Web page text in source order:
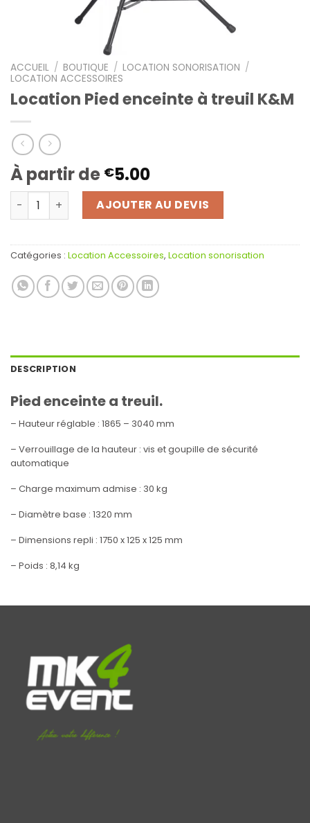
ACCUEIL / BOUTIQUE / LOCATION SONORISATION /
LOCATION ACCESSOIRES
Location Pied enceinte à treuil K&M
À partir de €5.00
quantité de Location Pied enceinte à treuil K&M
AJOUTER AU DEVIS
Catégories : Location Accessoires, Location sonorisation
DESCRIPTION
Pied enceinte a treuil.
– Hauteur réglable : 1865 – 3040 mm
– Verrouillage de la hauteur : vis et goupille de sécurité
automatique
– Charge maximum admise : 30 kg
– Diamètre base : 1320 mm
– Dimensions repli : 1750 x 125 x 125 mm
– Poids : 8,14 kg